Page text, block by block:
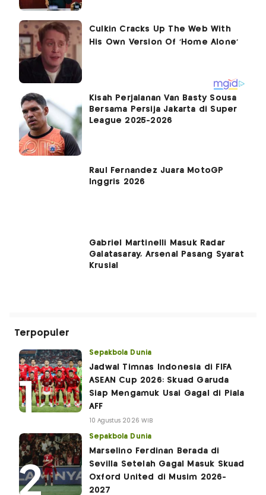
Kisah Perjalanan Van Basty Sousa
Bersama Persija Jakarta di Super
League 2025-2026
Raul Fernandez Juara MotoGP
Inggris 2026
Gabriel Martinelli Masuk Radar
Galatasaray, Arsenal Pasang Syarat
Krusial
Terpopuler
Sepakbola Dunia
Jadwal Timnas Indonesia di FIFA
ASEAN Cup 2026: Skuad Garuda
Siap Mengamuk Usai Gagal di Piala
AFF
10 Agustus 2026 WIB
Sepakbola Dunia
Marselino Ferdinan Berada di
Sevilla Setelah Gagal Masuk Skuad
Oxford United di Musim 2026-
2027